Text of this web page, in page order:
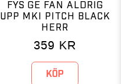
FYS GE FAN ALDRIG
UPP MKI PITCH BLACK
HERR
359 KR
KÖP